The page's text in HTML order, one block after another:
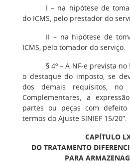
I– na hipótese de
do ICMS, pelo prestador do
II – na hipótese de
ICMS, pelo tomador do serviço.
§ 4º– A NF-e prevista no
o destaque do imposto, se
dos demais requisitos, no
Complementares, a
partes ou peças com
termos do Ajuste SINIEF 15/20”.
CAPÍTULO
DO TRATAMENTO
PARA